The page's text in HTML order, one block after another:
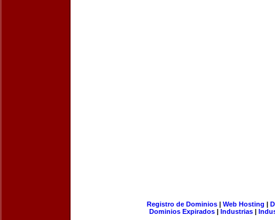
Registro de Dominios| Web Hosting |
Dominios Expirados | Industrias |